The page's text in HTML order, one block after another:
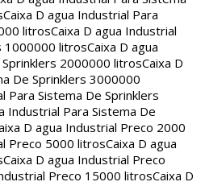
Caixa D agua Industrial Para
litrosCaixa D agua Industrial
1000000 litrosCaixa D agua
2000000 litrosCaixa D
De Sprinklers 3000000
Para Sistema De Sprinklers
Industrial Para Sistema De
D agua Industrial Preco 2000
Preco 5000 litrosCaixa D agua
Caixa D agua Industrial Preco
Preco 15000 litrosCaixa D